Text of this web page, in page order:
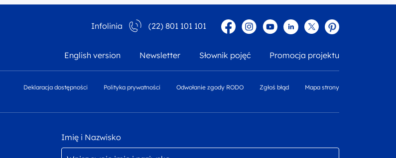
Infolinia (22) 801 101 101 FacebookInstagram
YouTubeLinkedin
twitterPinterest
English version Newsletter Słownik pojęć Promocja projektu
Deklaracja dostępności Polityka prywatności Odwołanie zgody RODO Zgłoś błąd Mapa strony
Imię i Nazwisko